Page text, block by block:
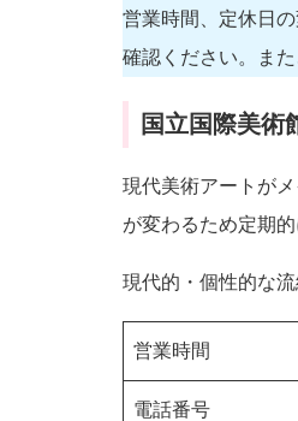
営業時間、定休日
確認ください。ま
国立国際美術
現代美術アートが
が変わるため定期
現代的・個性的な
営業時間
電話番号